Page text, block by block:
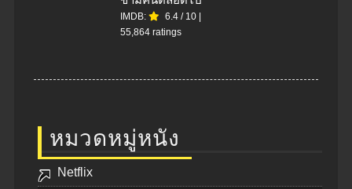
IMDB: 6.4 / 10
55,864 ratings
หมวดหมู่หนัง
Netflix